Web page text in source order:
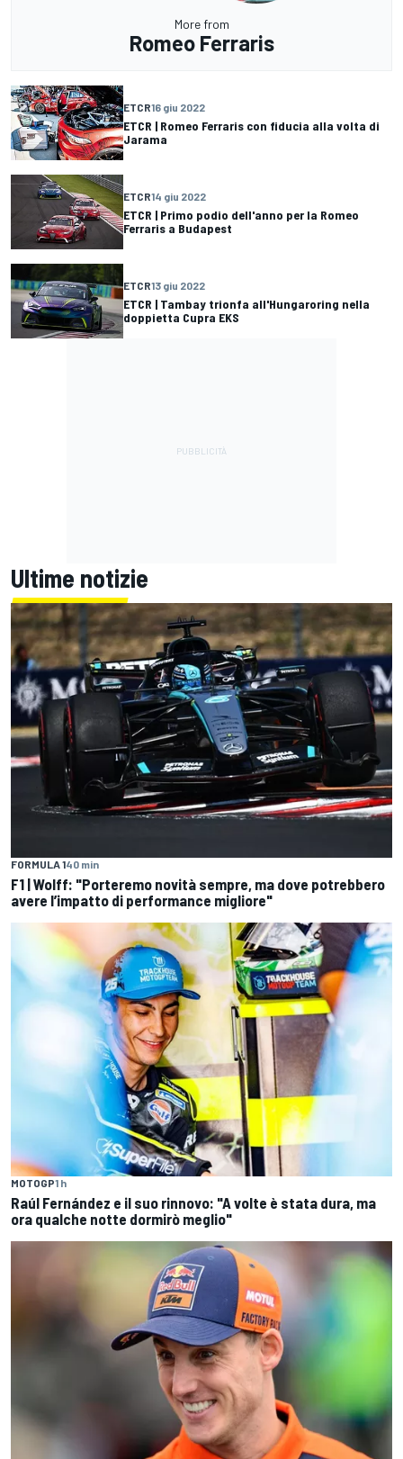
More from
Romeo Ferraris
ETCR16 giu 2022
ETCR | Romeo Ferraris con fiducia alla volta di
Jarama
ETCR14 giu 2022
ETCR | Primo podio dell'anno per la Romeo
Ferraris a Budapest
ETCR13 giu 2022
ETCR | Tambay trionfa all'Hungaroring nella
doppietta Cupra EKS
Ultime notizie
FORMULA 140 min
F1 | Wolff: "Porteremo novità sempre, ma dove potrebbero
avere l’impatto di performance migliore"
MOTOGP1 h
Raúl Fernández e il suo rinnovo: "A volte è stata dura, ma
ora qualche notte dormirò meglio"